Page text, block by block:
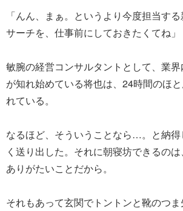
「んん、まぁ。というより今度担当す
サーチを、仕事前にしておきたくてね」
敏腕の経営コンサルタントとして、業
が知れ始めている将也は、24時間のほ
れている。
なるほど、そういうことなら…。と納
く送り出した。それに朝寝坊できるの
ありがたいことだから。
それもあって玄関でトントンと靴のつ